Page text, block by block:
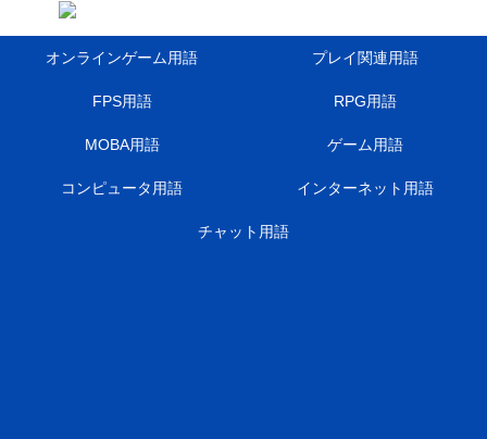
オンラインゲーム用語 プレイ関連用語
FPS用語 RPG用語
MOBA用語 ゲーム用語
コンピュータ用語 インターネット用語
チャット用語